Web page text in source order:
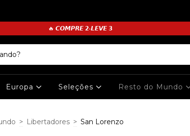
🔥 𝘾𝙊𝙈𝙋𝙍𝙀 𝟮•𝙇𝙀𝙑𝙀 𝟯
Europa Seleções Resto do Mundo
> Libertadores > San Lorenzo